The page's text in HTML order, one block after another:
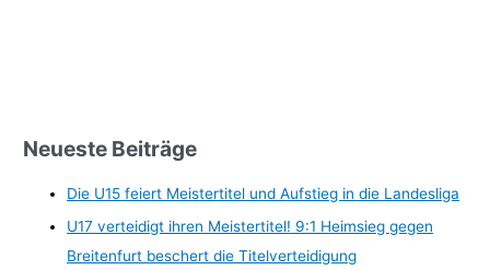
Neueste Beiträge
Die U15 feiert Meistertitel und Aufstieg in die Landesliga
U17 verteidigt ihren Meistertitel! 9:1 Heimsieg gegen
Breitenfurt beschert die Titelverteidigung